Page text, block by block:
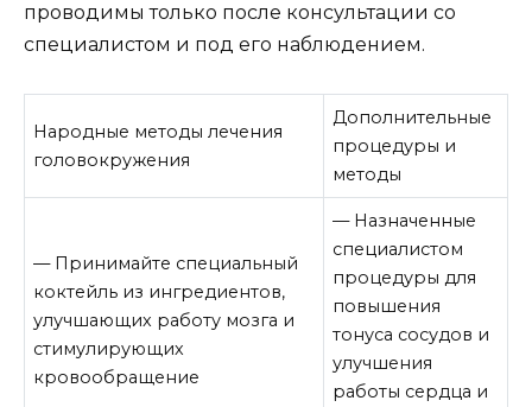
проводимы только после консультации со
специалистом и под его наблюдением.
Народные методы лечения
головокружения
Дополнительные
процедуры и
методы
— Принимайте специальный
коктейль из ингредиентов,
улучшающих работу мозга и
стимулирующих
кровообращение
— Назначенные
специалистом
процедуры для
повышения
тонуса сосудов и
улучшения
работы сердца и